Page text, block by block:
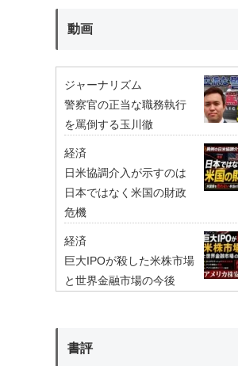
動画
ジャーナリズム
警察官の正当な職務執行
を罵倒する玉川徹
経済
日米協調介入が示すのは
日本ではなく米国の財政
危機
経済
巨大IPOが殺した米株市場
と世界金融市場の今後
書評